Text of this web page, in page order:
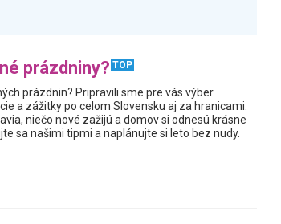
prázdniny? TOP
prázdnin? Pripravili sme pre vás výber
a zážitky po celom Slovensku aj za hranicami.
niečo nové zažijú a domov si odnesú krásne
sa našimi tipmi a naplánujte si leto bez nudy.